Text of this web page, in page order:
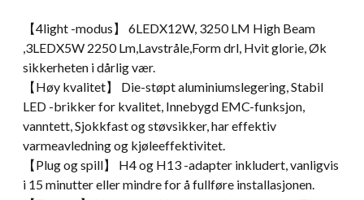
【4light -modus】 6LEDX12W, 3250 LM High Beam
,3LEDX5W 2250 Lm,Lavstråle,Form drl, Hvit glorie, Øk
sikkerheten i dårlig vær.
【Høy kvalitet】 Die-støpt aluminiumslegering, Stabil
LED -brikker for kvalitet, Innebygd EMC-funksjon,
vanntett, Sjokkfast og støvsikker, har effektiv
varmeavledning og kjøleeffektivitet.
【Plug og spill】 H4 og H13 -adapter inkludert, vanligvis
i 15 minutter eller mindre for å fullføre installasjonen.